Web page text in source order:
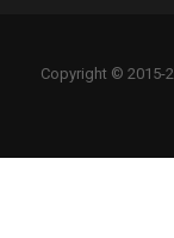
Copyright © 2015-